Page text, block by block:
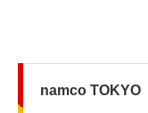
namco TOKYO